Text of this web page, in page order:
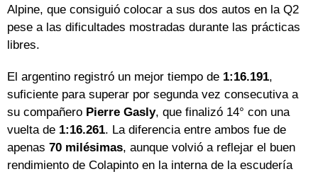
Alpine, que consiguió colocar a sus dos autos en la Q2
pese a las dificultades mostradas durante las prácticas
libres.
El argentino registró un mejor tiempo de 1:16.191,
suficiente para superar por segunda vez consecutiva a
su compañero Pierre Gasly, que finalizó 14° con una
vuelta de 1:16.261. La diferencia entre ambos fue de
apenas 70 milésimas, aunque volvió a reflejar el buen
rendimiento de Colapinto en la interna de la escudería